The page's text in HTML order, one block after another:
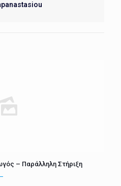
– Παράλληλη Στήριξη